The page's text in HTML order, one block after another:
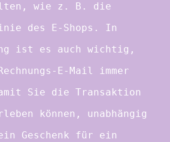
wie z. B. die
des E-Shops. In
ist es auch wichtig,
E-Mail immer
Sie die Transaktion
können, unabhängig
Geschenk für ein